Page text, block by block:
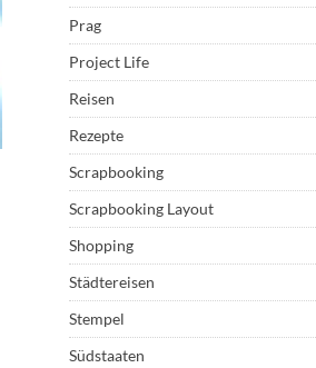
Prag
Project Life
Reisen
Rezepte
Scrapbooking
Scrapbooking Layout
Shopping
Städtereisen
Stempel
Südstaaten